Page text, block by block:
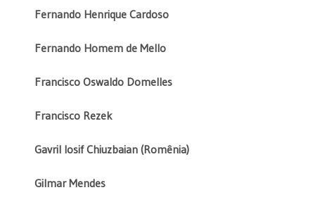
Fernando Henrique Cardoso
Fernando Homem de Mello
Francisco Oswaldo Domelles
Francisco Rezek
Gavril Iosif Chiuzbaian (Romênia)
Gilmar Mendes